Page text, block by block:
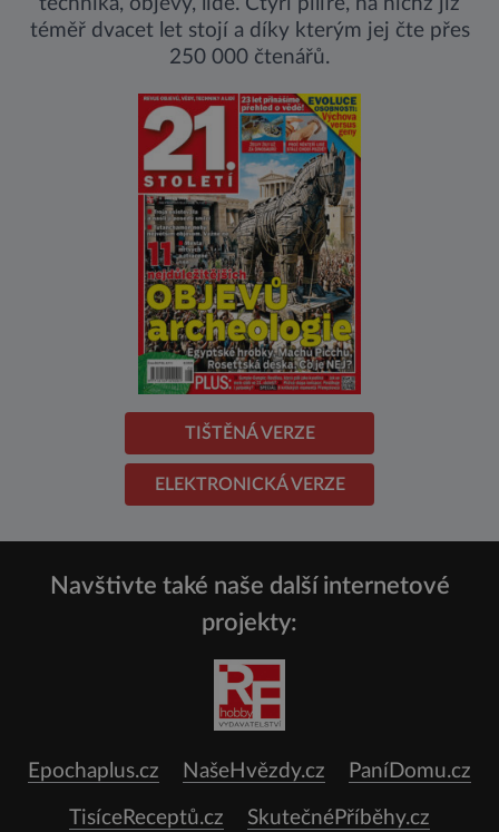
téměř dvacet let stojí a díky kterým jej čte přes
250 000 čtenářů.
TIŠTĚNÁ VERZE
ELEKTRONICKÁ VERZE
Navštivte také naše další internetové
projekty:
Epochaplus.cz NašeHvězdy.cz PaníDomu.cz
TisíceReceptů.cz SkutečnéPříběhy.cz